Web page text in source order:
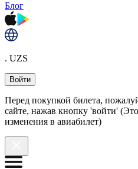
Блог
. UZS
Войти
Перед покупкой билета,
сайте, нажав кнопку 'войти'
изменения в авиабилет)